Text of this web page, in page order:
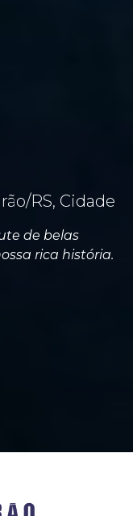
RS, Cidade
de belas
rica história.